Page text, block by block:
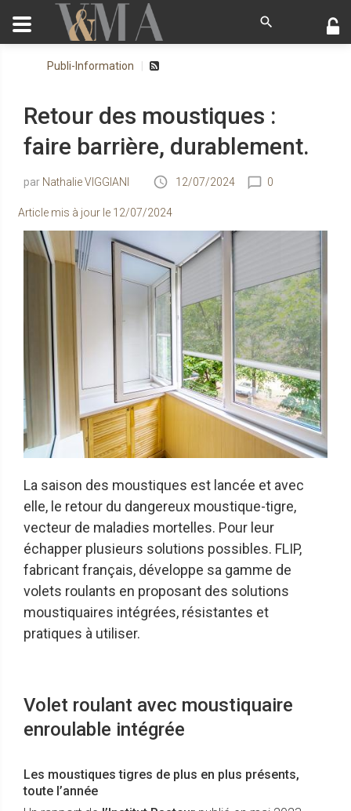
Publi-Information
Retour des moustiques :
faire barrière, durablement.
Nathalie VIGGIANI 12/07/2024 0
Article mis à jour le 12/07/2024
La saison des moustiques est lancée et avec
elle, le retour du dangereux moustique-tigre,
vecteur de maladies mortelles. Pour leur
échapper plusieurs solutions possibles. FLIP,
fabricant français, développe sa gamme de
volets roulants en proposant des solutions
moustiquaires intégrées, résistantes et
pratiques à utiliser.
Volet roulant avec moustiquaire
enroulable intégrée
Les moustiques tigres de plus en plus présents,
toute l’année